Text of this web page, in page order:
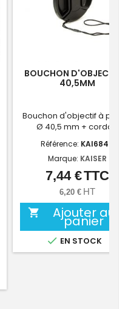
BOUCHON D'OBJECTIF
40,5MM
Bouchon d'objectif à
Ø 40,5 mm + cordon
Référence: KAI6846
Marque: KAISER
Prix
7,44 €TTC
6,20 € HT
 Ajouter au
panier
 EN STOCK